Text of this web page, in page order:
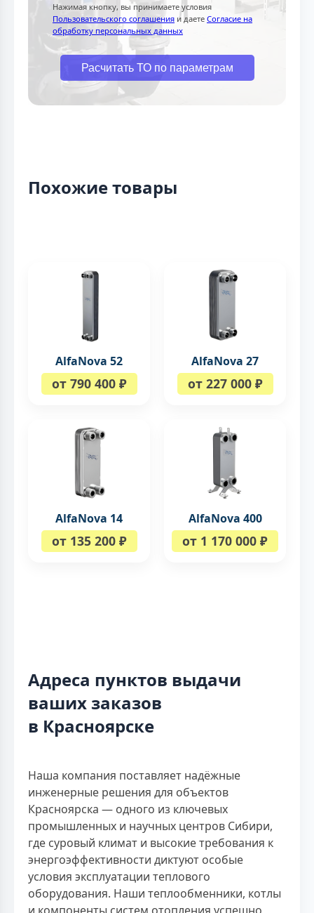
Нажимая кнопку, вы принимаете условия
Пользовательского соглашения и даете Согласие на
обработку персональных данных
Расчитать ТО по параметрам
Похожие товары
AlfaNova 52
от 790 400 ₽
AlfaNova 27
от 227 000 ₽
AlfaNova 14
от 135 200 ₽
AlfaNova 400
от 1 170 000 ₽
Адреса пунктов выдачи
ваших заказов
в Красноярске
Наша компания поставляет надёжные
инженерные решения для объектов
Красноярска — одного из ключевых
промышленных и научных центров Сибири,
где суровый климат и высокие требования к
энергоэффективности диктуют особые
условия эксплуатации теплового
оборудования. Наши теплообменники, котлы